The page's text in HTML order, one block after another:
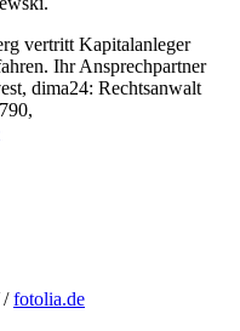
vertritt Kapitalanleger
Ihr Ansprechpartner
dima24: Rechtsanwalt
/fotolia.de